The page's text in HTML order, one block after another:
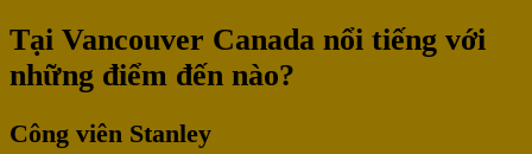
Tại Vancouver Canada nổi tiếng với
những điểm đến nào?
Công viên Stanley